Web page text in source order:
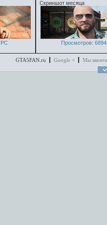
Скриншот месяца
Просмотров:
GTA5FAN.ru Google + Мы